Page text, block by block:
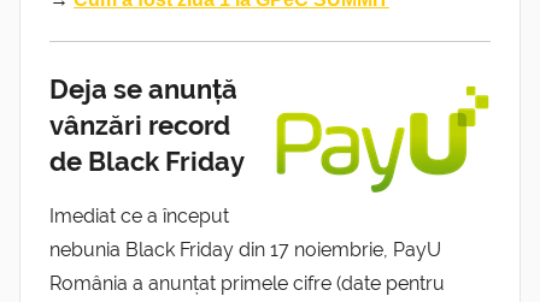
Deja se anunță
vânzări record
de Black Friday
Imediat ce a început
nebunia Black Friday din 17 noiembrie, PayU
România a anunțat primele cifre (date pentru